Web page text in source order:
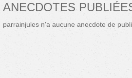
ANECDOTES
parrainjules n'a aucune anecdote de